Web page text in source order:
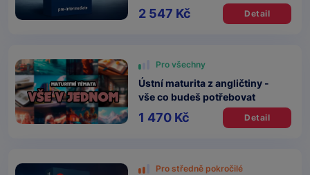
2 547 Kč Detail
Pro všechny
Ústní maturita z angličtiny -
vše co budeš potřebovat
1 470 Kč Detail
Pro středně pokročilé